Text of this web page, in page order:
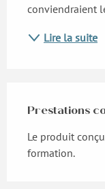
conviendraient
Lire la suite
Prestations
Prestations
Le produit
formation.